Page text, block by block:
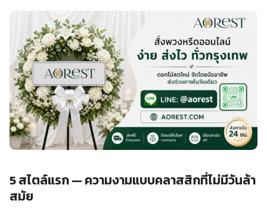
5 สไตล์แรก — ความงามแบบคลาสสิกที่ไม่มีวันล้า
สมัย